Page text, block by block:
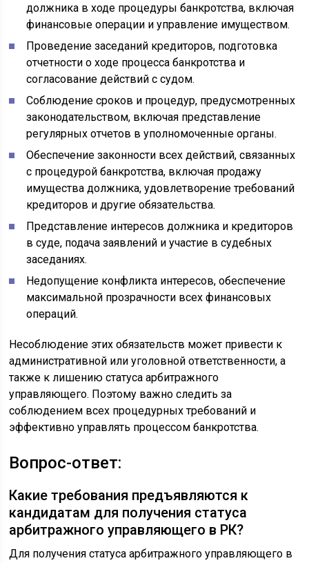
должника в ходе процедуры банкротства, включая
финансовые операции и управление имуществом.
Проведение заседаний кредиторов, подготовка
отчетности о ходе процесса банкротства и
согласование действий с судом.
Соблюдение сроков и процедур, предусмотренных
законодательством, включая представление
регулярных отчетов в уполномоченные органы.
Обеспечение законности всех действий, связанных
с процедурой банкротства, включая продажу
имущества должника, удовлетворение требований
кредиторов и другие обязательства.
Представление интересов должника и кредиторов
в суде, подача заявлений и участие в судебных
заседаниях.
Недопущение конфликта интересов, обеспечение
максимальной прозрачности всех финансовых
операций.
Несоблюдение этих обязательств может привести к
административной или уголовной ответственности, а
также к лишению статуса арбитражного
управляющего. Поэтому важно следить за
соблюдением всех процедурных требований и
эффективно управлять процессом банкротства.
Вопрос-ответ:
Какие требования предъявляются к
кандидатам для получения статуса
арбитражного управляющего в РК?
Для получения статуса арбитражного управляющего в